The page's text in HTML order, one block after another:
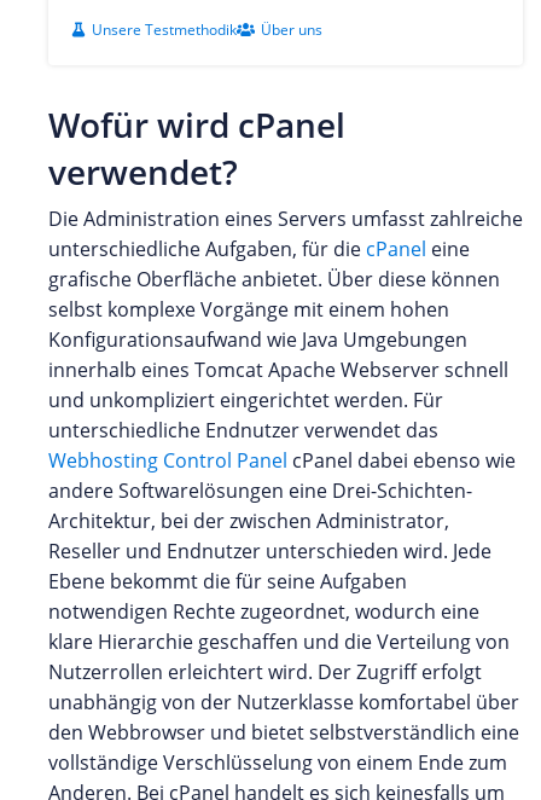
Unsere Testmethodik Über uns
Wofür wird cPanel
verwendet?
Die Administration eines Servers umfasst zahlreiche
unterschiedliche Aufgaben, für die cPanel eine
grafische Oberfläche anbietet. Über diese können
selbst komplexe Vorgänge mit einem hohen
Konfigurationsaufwand wie Java Umgebungen
innerhalb eines Tomcat Apache Webserver schnell
und unkompliziert eingerichtet werden. Für
unterschiedliche Endnutzer verwendet das
Webhosting Control Panel cPanel dabei ebenso wie
andere Softwarelösungen eine Drei-Schichten-
Architektur, bei der zwischen Administrator,
Reseller und Endnutzer unterschieden wird. Jede
Ebene bekommt die für seine Aufgaben
notwendigen Rechte zugeordnet, wodurch eine
klare Hierarchie geschaffen und die Verteilung von
Nutzerrollen erleichtert wird. Der Zugriff erfolgt
unabhängig von der Nutzerklasse komfortabel über
den Webbrowser und bietet selbstverständlich eine
vollständige Verschlüsselung von einem Ende zum
Anderen. Bei cPanel handelt es sich keinesfalls um